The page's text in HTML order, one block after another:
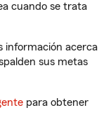
cuando se trata
información acerca
sus metas
para obtener